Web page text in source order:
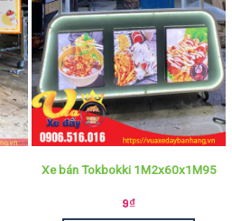
Xe bán Tokbokki 1M2x60x1M95
9₫